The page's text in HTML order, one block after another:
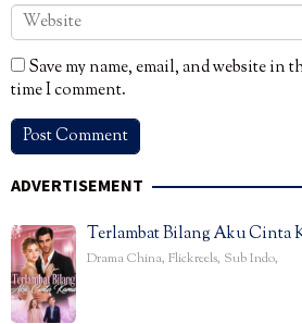
Save my name, email, and website in
time I comment.
ADVERTISEMENT
Terlambat Bilang Aku Cinta
Drama China, Flickreels, Sub Indo,